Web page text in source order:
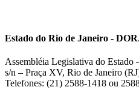
Estado do Rio de Janeiro -
Assembléia Legislativa do
s/n – Praça XV, Rio de Janeiro
Telefones: (21) 2588-1418 ou